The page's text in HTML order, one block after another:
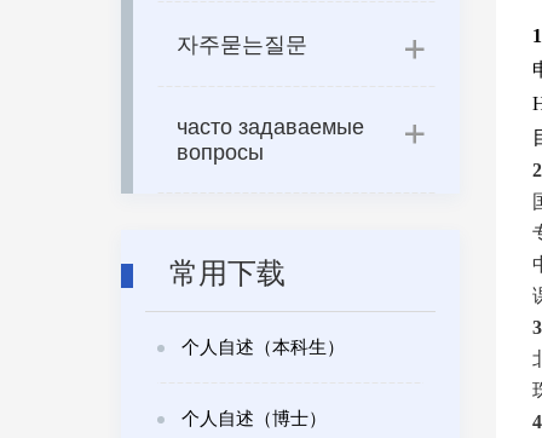
자주묻는질문
часто задаваемые
вопросы
常用下载
个人自述（本科生）
个人自述（博士）